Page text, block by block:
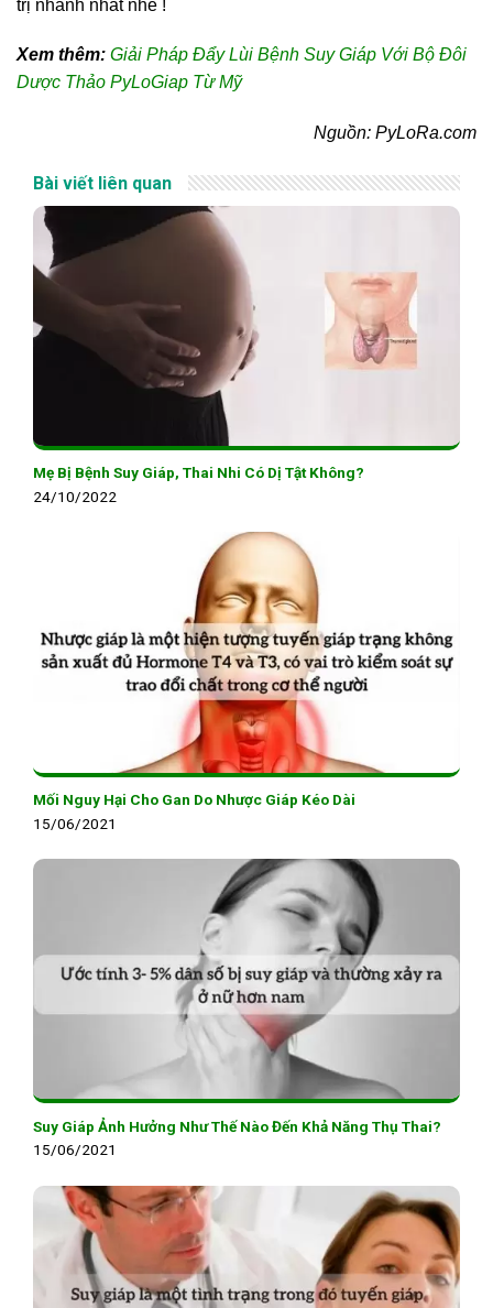
trị nhanh nhất nhé !
Xem thêm: Giải Pháp Đẩy Lùi Bệnh Suy Giáp Với Bộ Đôi
Dược Thảo PyLoGiap Từ Mỹ
Nguồn: PyLoRa.com
Bài viết liên quan
Mẹ Bị Bệnh Suy Giáp, Thai Nhi Có Dị Tật Không?
24/10/2022
Mối Nguy Hại Cho Gan Do Nhược Giáp Kéo Dài
15/06/2021
Suy Giáp Ảnh Hưởng Như Thế Nào Đến Khả Năng Thụ Thai?
15/06/2021